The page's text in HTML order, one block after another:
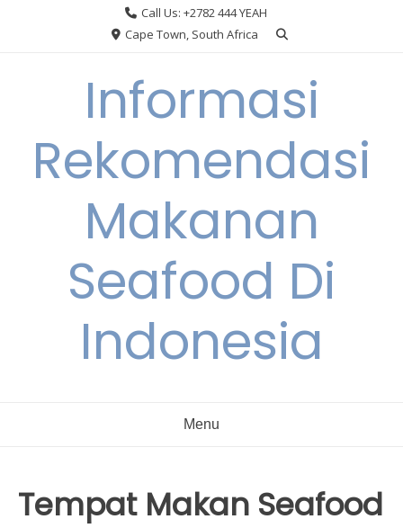
Call Us: +2782 444 YEAH
Cape Town, South Africa
Informasi
Rekomendasi
Makanan
Seafood Di
Indonesia
Menu
Tempat Makan Seafood